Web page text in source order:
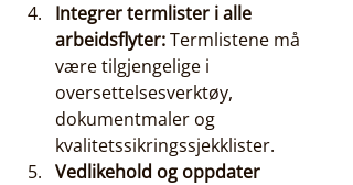
Integrer termlister i alle
arbeidsflyter: Termlistene må
være tilgjengelige i
oversettelsesverktøy,
dokumentmaler og
kvalitetssikringssjekklister.
Vedlikehold og oppdater